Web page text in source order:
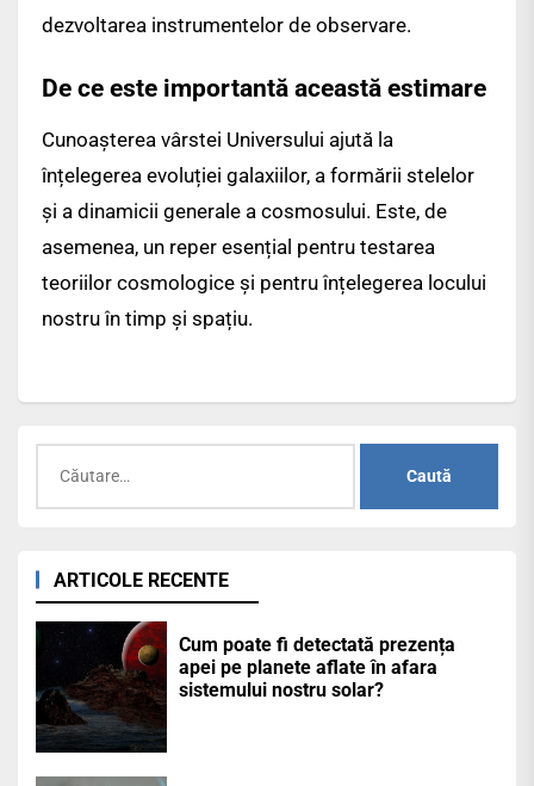
dezvoltarea instrumentelor de observare.
De ce este importantă această estimare
Cunoașterea vârstei Universului ajută la
înțelegerea evoluției galaxiilor, a formării stelelor
și a dinamicii generale a cosmosului. Este, de
asemenea, un reper esențial pentru testarea
teoriilor cosmologice și pentru înțelegerea locului
nostru în timp și spațiu.
după:
ARTICOLE RECENTE
Cum poate fi detectată prezența
apei pe planete aflate în afara
sistemului nostru solar?